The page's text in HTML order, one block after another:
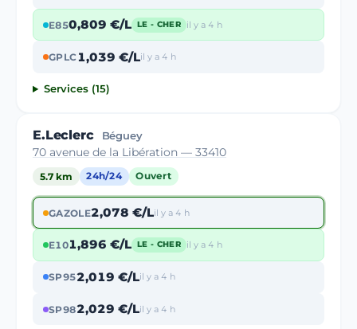
E850,809 €/L LE - CHER il y a 4 h
GPLC1,039 €/Lil y a 4 h
Services (15)
E.Leclerc Béguey
70 avenue de la Libération — 33410
5.7 km 24h/24 Ouvert
GAZOLE2,078 €/Lil y a 4 h
E101,896 €/L LE - CHER il y a 4 h
SP952,019 €/Lil y a 4 h
SP982,029 €/Lil y a 4 h